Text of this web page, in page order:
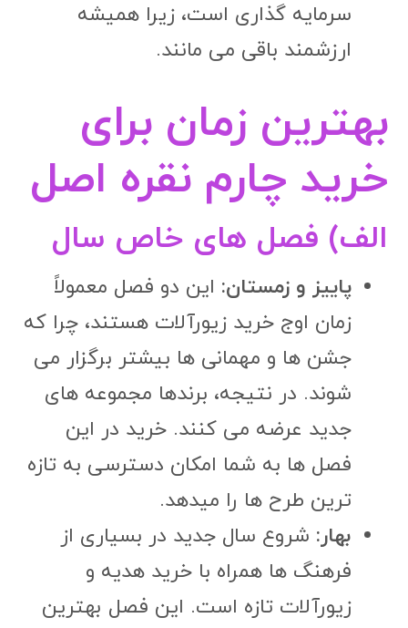
سرمایه گذاری است، زیرا همیشه
ارزشمند باقی می مانند.
بهترین زمان برای
خرید چارم نقره اصل
الف) فصل های خاص سال
پاییز و زمستان: این دو فصل معمولاً
زمان اوج خرید زیورآلات هستند، چرا که
جشن ها و مهمانی ها بیشتر برگزار می
شوند. در نتیجه، برندها مجموعه های
جدید عرضه می کنند. خرید در این
فصل ها به شما امکان دسترسی به تازه
ترین طرح ها را میدهد.
بهار: شروع سال جدید در بسیاری از
فرهنگ ها همراه با خرید هدیه و
زیورآلات تازه است. این فصل بهترین